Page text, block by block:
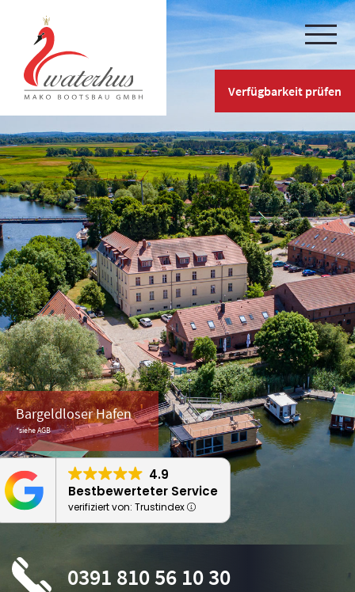
Verfügbarkeit prüfen
4.9
Bestbewerteter Service
verifiziert von: Trustindex
Bargeldloser Hafen
*siehe AGB
0391 810 56 10 30